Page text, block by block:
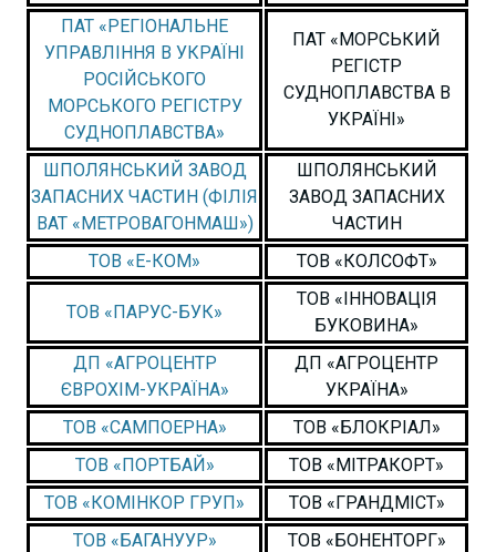
ПАТ «РЕГІОНАЛЬНЕ
УПРАВЛІННЯ В УКРАЇНІ
РОСІЙСЬКОГО
МОРСЬКОГО РЕГІСТРУ
СУДНОПЛАВСТВА»
ПАТ «МОРСЬКИЙ
РЕГІСТР
СУДНОПЛАВСТВА В
УКРАЇНІ»
ШПОЛЯНСЬКИЙ ЗАВОД
ЗАПАСНИХ ЧАСТИН (ФІЛІЯ
ВАТ «МЕТРОВАГОНМАШ»)
ШПОЛЯНСЬКИЙ
ЗАВОД ЗАПАСНИХ
ЧАСТИН
ТОВ «Е-КОМ»
ТОВ «КОЛСОФТ»
ТОВ «ПАРУС-БУК»
ТОВ «ІННОВАЦІЯ
БУКОВИНА»
ДП «АГРОЦЕНТР
ЄВРОХІМ-УКРАЇНА»
ДП «АГРОЦЕНТР
УКРАЇНА»
ТОВ «САМПОЕРНА»
ТОВ «БЛОКРІАЛ»
ТОВ «ПОРТБАЙ»
ТОВ «МІТРАКОРТ»
ТОВ «КОМІНКОР ГРУП»
ТОВ «ГРАНДМІСТ»
ТОВ «БАГАНУУР»
ТОВ «БОНЕНТОРГ»